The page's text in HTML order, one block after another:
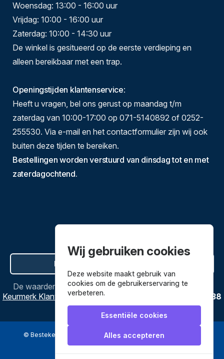
Woensdag: 13:00 - 16:00 uur
Vrijdag: 10:00 - 16:00 uur
Zaterdag: 10:00 - 14:30 uur
De winkel is gesitueerd op de eerste verdieping en
alleen bereikbaar met een trap.
Openingstijden klantenservice:
Heeft u vragen, bel ons gerust op maandag t/m
zaterdag van 10:00-17:00 op 071-5140892 of 0252-
255530. Via e-mail en het contactformulier zijn wij ook
buiten deze tijden te bereiken.
Bestellingen worden verstuurd van dinsdag tot en met
zaterdagochtend.
Hier de overeenkomst ontbinden
De waardering vanBestekenpannen.nlbijWebwinkel
Keurmerk Klantbeoordelingen
3638
reviews.
© Bestekenpannen.nl 2026 een webshop van
Wij gebruiken cookies
Deze website maakt gebruik van
cookies om de gebruikerservaring te
verbeteren.
Essentiële cookies
Alles accepteren